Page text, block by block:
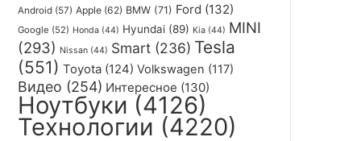
Android (57) Apple (62) BMW (71) Ford (132)
Google (52) Honda (44) Hyundai (89) Kia (44) MINI
(293) Nissan (44) Smart (236) Tesla
(551) Toyota (124) Volkswagen (117)
Видео (254) Интересное (130)
Ноутбуки (4126)
Технологии (4220)